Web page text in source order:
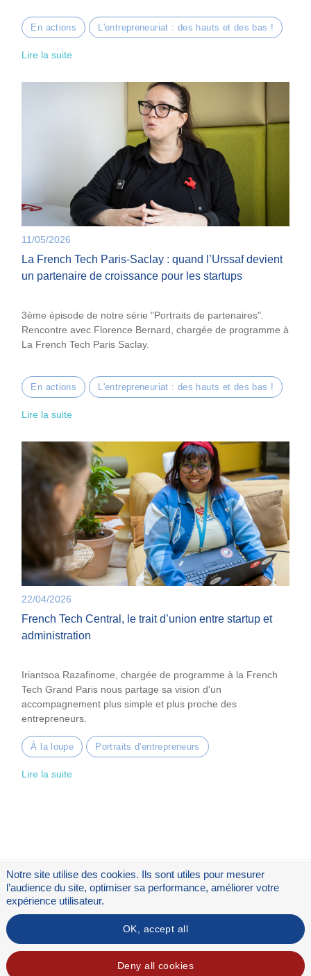
En actions L'entrepreneuriat : des hauts et des bas !
Lire la suite
11/05/2026
La French Tech Paris-Saclay : quand l’Urssaf devient
un partenaire de croissance pour les startups
3ème épisode de notre série "Portraits de partenaires".
Rencontre avec Florence Bernard, chargée de programme à
La French Tech Paris Saclay.
En actions L'entrepreneuriat : des hauts et des bas !
Lire la suite
22/04/2026
French Tech Central, le trait d’union entre startup et
administration
Iriantsoa Razafinome, chargée de programme à la French
Tech Grand Paris nous partage sa vision d'un
accompagnement plus simple et plus proche des
entrepreneurs.
À la loupe Portraits d'entrepreneurs
Lire la suite
Flux RSS
Notre site utilise des cookies. Ils sont utiles pour mesurer
l’audience du site, optimiser sa performance, améliorer votre
expérience utilisateur.
OK, accept all
Deny all cookies